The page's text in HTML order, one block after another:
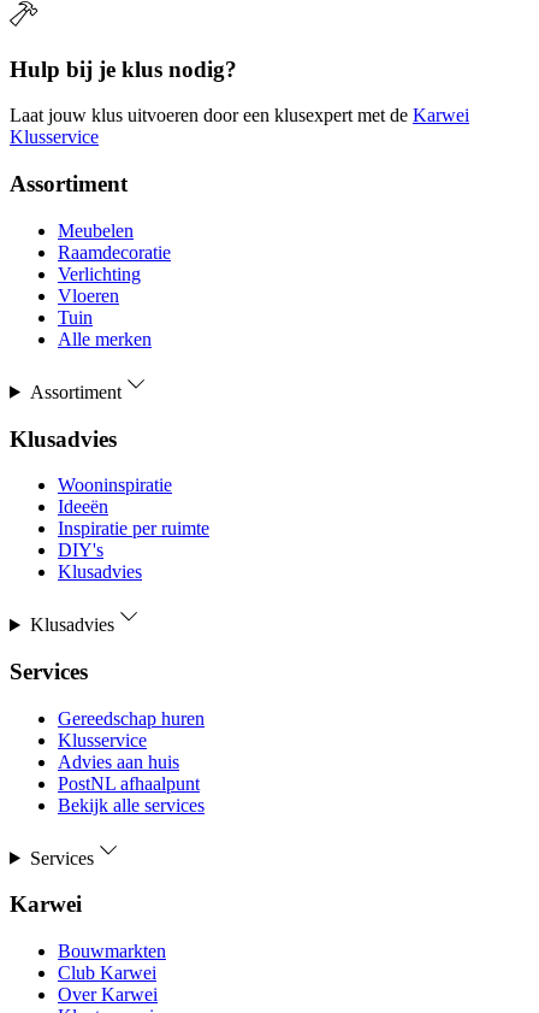
Hulp bij je klus nodig?
Laat jouw klus uitvoeren door een klusexpert met de Karwei
Klusservice
Assortiment
Meubelen
Raamdecoratie
Verlichting
Vloeren
Tuin
Alle merken
Assortiment
Klusadvies
Wooninspiratie
Ideeën
Inspiratie per ruimte
DIY's
Klusadvies
Klusadvies
Services
Gereedschap huren
Klusservice
Advies aan huis
PostNL afhaalpunt
Bekijk alle services
Services
Karwei
Bouwmarkten
Club Karwei
Over Karwei